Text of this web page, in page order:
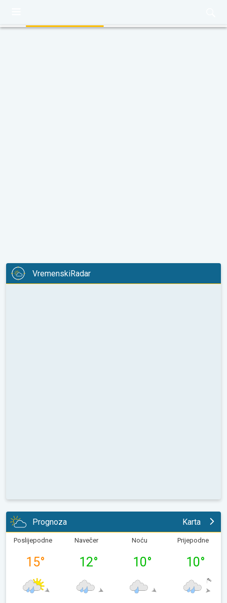
VremenskiRadar
Prognoza Karta
Poslijepodne
15°
Navečer
12°
Noću
10°
Prijepodne
10°